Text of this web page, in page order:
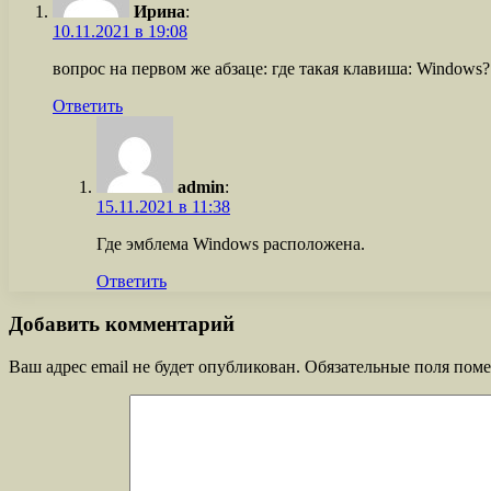
Ирина:
10.11.2021 в 19:08
вопрос на первом же абзаце: где такая клавиша:
Ответить
admin:
15.11.2021 в 11:38
Где эмблема Windows расположена.
Ответить
Добавить комментарий
Ваш адрес email не будет опубликован. Обязательные поля